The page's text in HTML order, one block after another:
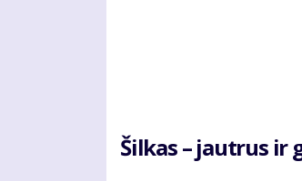
Šilkas – jautrus ir